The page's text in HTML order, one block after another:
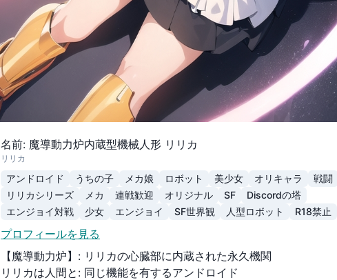
名前: 魔導動力炉内蔵型機械人形 リリカ
リリカ
アンドロイド うちの子 メカ娘 ロボット 美少女 オリキャラ
戦闘
リリカシリーズ
メカ 連戦歓迎 オリジナル SF
Discordの塔
エンジョイ対戦
少女 エンジョイ SF世界観 人型ロボット R18禁止
プロフィールを見る
【魔導動力炉】 : リリカの心臓部に内蔵された永久機関
リリカは人間と : 同じ機能を有するアンドロイド